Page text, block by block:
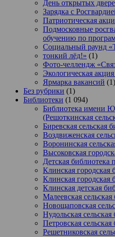
День открытых
Зарядка с
Патриотическая
Подмосковные
обучению по
Социальный раунд
тонкий лёд!» (1)
Фото-челлендж
Экологическая
Ярмарка вакансий (1)
Без рубрики (1)
Библиотеки (1 094)
Библиотека имени
(Решоткинская
Биревская сельская
Воздвиженская
Воронинская
Высоковская
Детская библиотека
Клинская городская
Клинская городская
Клинская детская
Малеевская сельская
Новощаповская
Нудольская сельская
Петровская сельская
Решетниковская